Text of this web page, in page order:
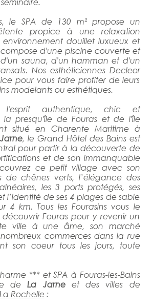
le SPA de 130 m² propose un
propice à une relaxation
douillet luxueux et
d'une piscine couverte et
sauna, d'un hamman et d'un
Nos esthéticiennes Decleor
pour vous faire profiter de leurs
modelants ou esthétiques.
l'esprit authentique, chic et
presqu'île de Fouras et de l'île
situé en Charente Maritime à
, le Grand Hôtel des Bains est
pour partir à la découverte de
et de son immanquable
ce petit village avec son
de chênes verts, l’élégance des
les 3 ports protégés, ses
l’identité de ses 4 plages de sable
4 km. Tous les Fourasins vous le
Fouras pour y revenir un
ville à une âme, son marché
commerces dans la rue
son coeur tous les jours, toute
*** et SPA à Fouras-les-Bains
deLa Jarneet des villes de
Rochelle: